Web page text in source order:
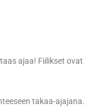
ajaa! Fiilikset ovat
takaa-ajajana.